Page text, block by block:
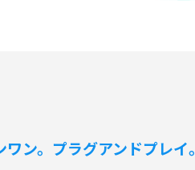
ン。プラグアンドプレイ。